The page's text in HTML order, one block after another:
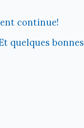
continue!
quelques bonnes